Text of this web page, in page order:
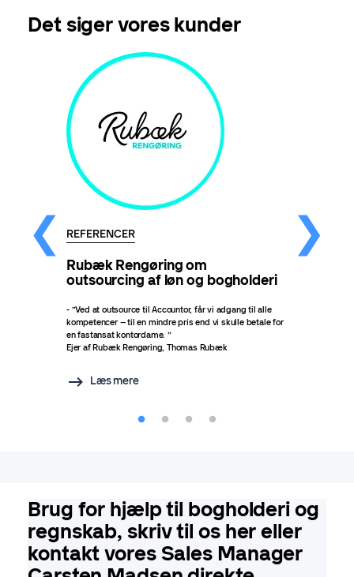
Det siger vores kunder
REFERENCER
Rubæk Rengøring om
outsourcing af løn og bogholderi
- ”Ved at outsource til Accountor, får vi adgang til alle
kompetencer – til en mindre pris end vi skulle betale for
en fastansat kontordame. ”
Ejer af Rubæk Rengøring, Thomas Rubæk
Læs mere
Brug for hjælp til bogholderi og
regnskab, skriv til os her eller
kontakt vores Sales Manager